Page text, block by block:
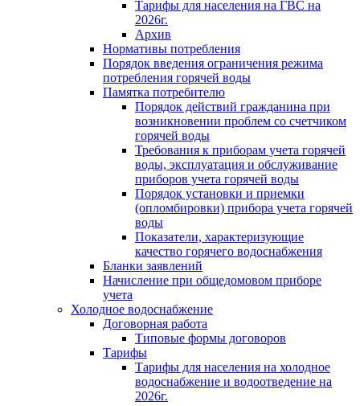
Тарифы для населения на ГВС на
2026г.
Архив
Нормативы потребления
Порядок введения ограничения режима
потребления горячей воды
Памятка потребителю
Порядок действий гражданина при
возникновении проблем со счетчиком
горячей воды
Требования к приборам учета горячей
воды, эксплуатация и обслуживание
приборов учета горячей воды
Порядок установки и приемки
(опломбировки) прибора учета горячей
воды
Показатели, характеризующие
качество горячего водоснабжения
Бланки заявлений
Начисление при общедомовом приборе
учета
Холодное водоснабжение
Договорная работа
Типовые формы договоров
Тарифы
Тарифы для населения на холодное
водоснабжение и водоотведение на
2026г.